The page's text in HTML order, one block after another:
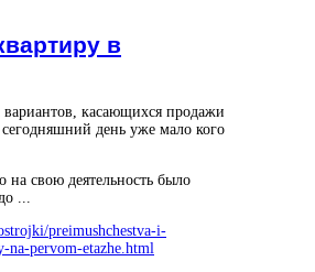
в
касающихся продажи
день уже мало кого
на свою деятельность было
...